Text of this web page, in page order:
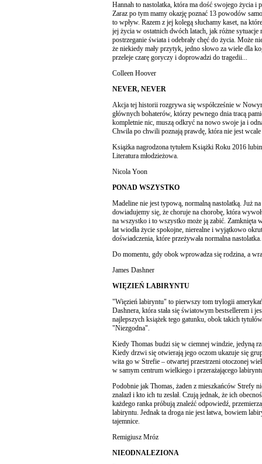
Hannah to nastolatka, która ma dość swojego życia i
Zaraz po tym mamy okazję poznać 13 powodów
to wpływ. Razem z jej kolegą słuchamy kaset, na
jej życia w ostatnich dwóch latach, jak różne sytuacje
postrzeganie świata i odebrały chęć do życia. Może
że niekiedy mały przytyk, jedno słowo za wiele dla
przeleje czarę goryczy i doprowadzi do tragedii...
Colleen Hoover
NEVER, NEVER
Akcja tej historii rozgrywa się współcześnie w
głównych bohaterów, którzy pewnego dnia tracą
kompletnie nic, muszą odkryć na nowo swoje ja i
Chwila po chwili poznają prawdę, która nie jest wcale
Książka nagrodzona tytułem Książki Roku 2016
Literatura młodzieżowa.
Nicola Yoon
PONAD WSZYSTKO
Madeline nie jest typową, normalną nastolatką. Już
dowiadujemy się, że choruje na chorobę, która
na wszystko i to wszystko może ją zabić. Zamknięta
lat wiodła życie spokojne, nierealne i wyjątkowo
doświadczenia, które przeżywała normalna nastolatka.
Do momentu, gdy obok wprowadza się rodzina, a
James Dashner
WIĘZIEŃ LABIRYNTU
"Więzień labiryntu" to pierwszy tom trylogii
Dashnera, która stała się światowym bestsellerem i
najlepszych książek tego gatunku, obok takich
"Niezgodna".
Kiedy Thomas budzi się w ciemnej windzie, jedyną
Kiedy drzwi się otwierają jego oczom ukazuje się
wita go w Strefie – otwartej przestrzeni otoczonej
w samym centrum wielkiego i przerażającego
Podobnie jak Thomas, żaden z mieszkańców Strefy
znalazł i kto ich tu zesłał. Czują jednak, że ich
każdego ranka próbują znaleźć odpowiedź,
labiryntu. Jednak ta droga nie jest łatwa, bowiem
tajemnice.
Remigiusz Mróz
NIEODNALEZIONA